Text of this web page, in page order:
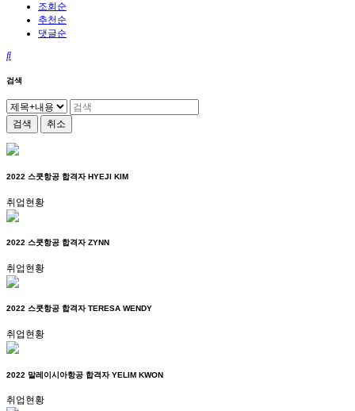
조회순
추천순
댓글순
검색
검색 취소
2022 스쿳항공 합격자 HYEJI KIM
취업현황
2022 스쿳항공 합격자 ZYNN
취업현황
2022 스쿳항공 합격자 TERESA WENDY
취업현황
2022 말레이시아항공 합격자 YELIM KWON
취업현황